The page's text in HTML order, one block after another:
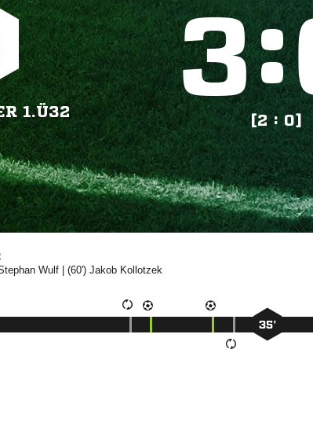
1.Ü32
:
[2 : 0]
| (60') 
35’